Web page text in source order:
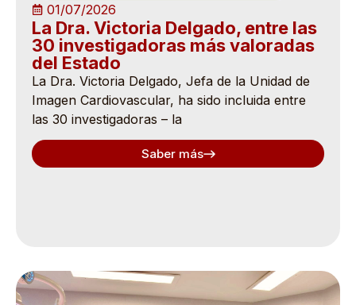
01/07/2026
La Dra. Victoria Delgado, entre las
30 investigadoras más valoradas
del Estado
La Dra. Victoria Delgado, Jefa de la Unidad de
Imagen Cardiovascular, ha sido incluida entre
las 30 investigadoras – la
Saber más